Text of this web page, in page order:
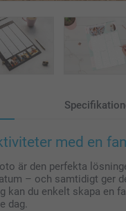
med en
är den perfekta
– och samtidigt ger
kan du enkelt skapa en
dag.